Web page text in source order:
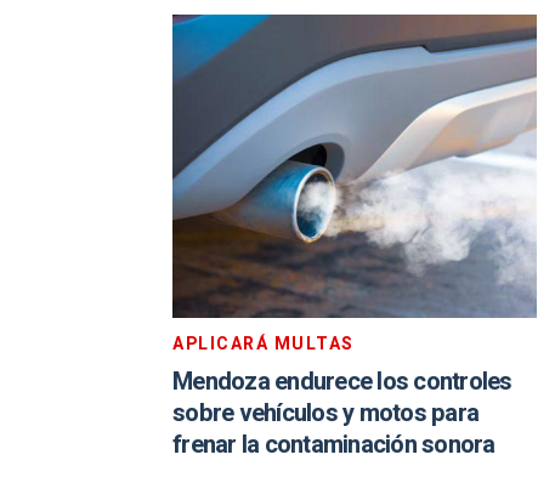
APLICARÁ MULTAS
Mendoza endurece los controles
sobre vehículos y motos para
frenar la contaminación sonora